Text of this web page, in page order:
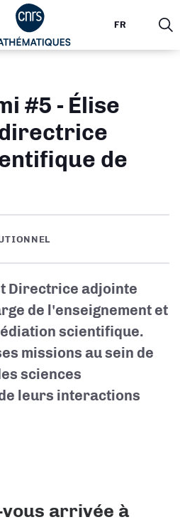
FR
#5 - Élise
de
Directrice adjointe
de l'enseignement et
scientifique.
missions au sein de
sciences
leurs interactions
vous arrivée à